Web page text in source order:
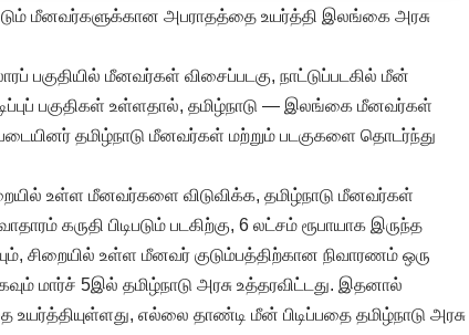
மீனவர்களுக்கான அபராதத்தை உயர்த்தி இலங்கை அரசு
பகுதியில் மீனவர்கள் விசைப்படகு, நாட்டுப்படகில் மீன்
பகுதிகள் உள்ளதால், தமிழ்நாடு — இலங்கை மீனவர்கள்
தமிழ்நாடு மீனவர்கள் மற்றும் படகுகளை தொடர்ந்து
உள்ள மீனவர்களை விடுவிக்க, தமிழ்நாடு மீனவர்கள்
கருதி பிடிபடும் படகிற்கு, 6 லட்சம் ரூபாயாக இருந்த
சிறையில் உள்ள மீனவர் குடும்பத்திற்கான நிவாரணம் ஒரு
மார்ச் 5இல் தமிழ்நாடு அரசு உத்தரவிட்டது. இதனால்
எல்லை தாண்டி மீன் பிடிப்பதை தமிழ்நாடு அரசு